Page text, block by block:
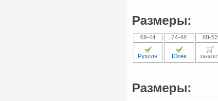
Размеры:
68-44 74-48 80-52
Рузиля Юлёк
Размеры: